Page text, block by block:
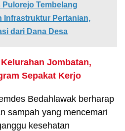
Pulorejo Tembelang
Infrastruktur Pertanian,
dari Dana Desa
Jombatan,
Sepakat Kerjo
Bedahlawak berharap
sampah yang mencemari
kesehatan